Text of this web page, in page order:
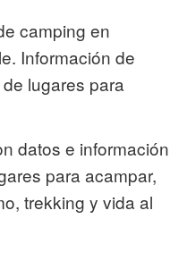
camping en
Información de
lugares para
datos e información
para acampar,
trekking y vida al